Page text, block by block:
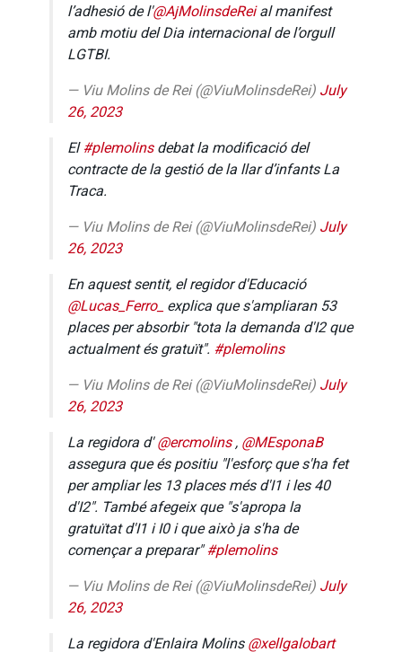
l’adhesió de l'@AjMolinsdeReial manifest
amb motiu del Dia internacional de l’orgull
LGTBI.
— Viu Molins de Rei (@ViuMolinsdeRei) July
26, 2023
El#plemolinsdebat la modificació del
contracte de la gestió de la llar d’infants La
Traca.
— Viu Molins de Rei (@ViuMolinsdeRei) July
26, 2023
En aquest sentit, el regidor d'Educació
@Lucas_Ferro_ explica que s'ampliaran 53
places per absorbir "tota la demanda d'I2 que
actualment és gratuït". #plemolins
— Viu Molins de Rei (@ViuMolinsdeRei) July
26, 2023
La regidora d'@ercmolins, @MEsponaB
assegura que és positiu "l'esforç que s'ha fet
per ampliar les 13 places més d'I1 i les 40
d'I2". També afegeix que "s'apropa la
gratuïtat d'I1 i I0 i que això ja s'ha de
començar a preparar"#plemolins
— Viu Molins de Rei (@ViuMolinsdeRei) July
26, 2023
La regidora d'Enlaira Molins@xellgalobart